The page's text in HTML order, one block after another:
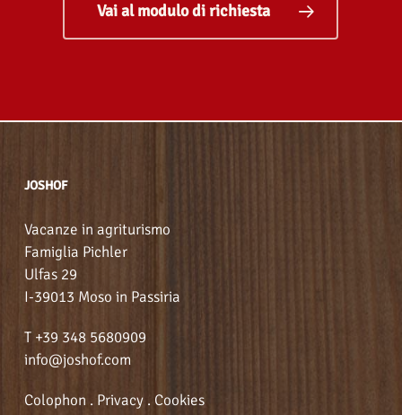
Vai al modulo di richiesta
JOSHOF
Vacanze in agriturismo
Famiglia Pichler
Ulfas 29
I-39013 Moso in Passiria
T +39 348 5680909
info@joshof.com
Colophon . Privacy. Cookies